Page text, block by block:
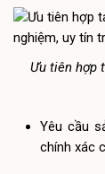
Ưu tiên hợp
Yêu cầu
chính xác